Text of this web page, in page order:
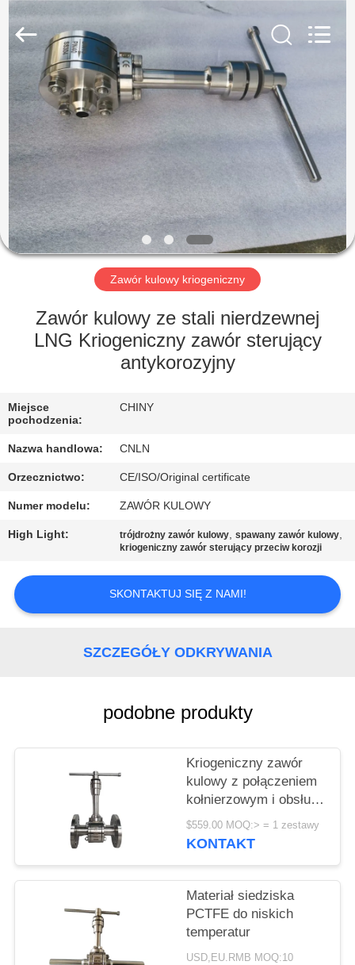
DOM
PRODUKTY
FILMY
O
NAS
WYCIECZKA
KONTROLA
JAKOŚCI
SKONTAKTUJ
SIĘ
Z
AKTUALNOŚCI
POPROSIĆ
O
WYCENĘ
SITEMAP
POLITYKA
Mechanical
Equipment
Co.,Ltd.
Zawór kulowy kriogeniczny
Zawór kulowy ze stali nierdzewnej
LNG Kriogeniczny zawór sterujący
antykorozyjny
Miejsce
pochodzenia:
CHINY
Nazwa handlowa: CNLN
Orzecznictwo: CE/ISO/Original certificate
Numer modelu: ZAWÓR KULOWY
High Light: trójdrożny zawór kulowy,spawany zawór kulowy,
kriogeniczny zawór sterujący przeciw korozji
SKONTAKTUJ SIĘ Z NAMI!
SZCZEGÓŁY ODKRYWANIA
podobne produkty
Kriogeniczny zawór
kulowy z połączeniem
kołnierzowym i obsługą
ręczną, odpowiedni dla
LNG, LN2, LAr
$559.00 MOQ:> = 1 zestawy
KONTAKT
Materiał siedziska
PCTFE do niskich
temperatur
USD,EU.RMB MOQ:10